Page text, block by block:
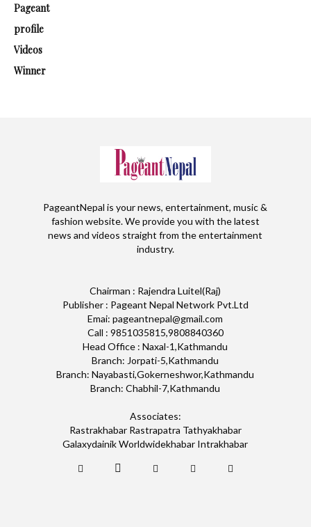
Pageant
profile
Videos
Winner
PageantNepal is your news, entertainment, music &
fashion website. We provide you with the latest
news and videos straight from the entertainment
industry.
Chairman : Rajendra Luitel(Raj)
Publisher : Pageant Nepal Network Pvt.Ltd
Emai: pageantnepal@gmail.com
Call : 9851035815,9808840360
Head Office : Naxal-1,Kathmandu
Branch: Jorpati-5,Kathmandu
Branch: Nayabasti,Gokerneshwor,Kathmandu
Branch: Chabhil-7,Kathmandu
Associates:
Rastrakhabar Rastrapatra Tathyakhabar
Galaxydainik Worldwidekhabar Intrakhabar